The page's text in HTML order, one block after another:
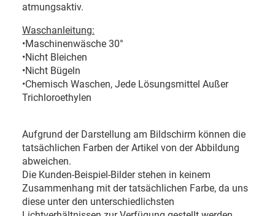
atmungsaktiv.
Waschanleitung:
•Maschinenwäsche 30°
•Nicht Bleichen
•Nicht Bügeln
•Chemisch Waschen, Jede Lösungsmittel Außer
Trichloroethylen
Aufgrund der Darstellung am Bildschirm können die
tatsächlichen Farben der Artikel von der Abbildung
abweichen.
Die Kunden-Beispiel-Bilder stehen in keinem
Zusammenhang mit der tatsächlichen Farbe, da uns
diese unter den unterschiedlichsten